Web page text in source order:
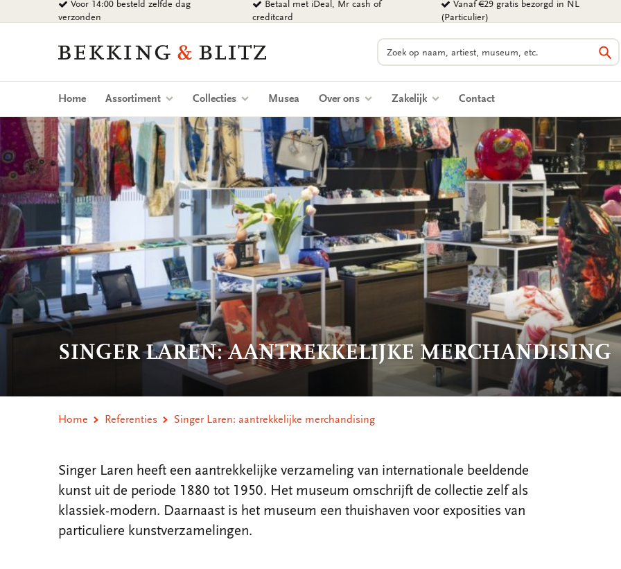
naar
Voor 14:00 besteld zelfde dag
verzonden
Betaal met iDeal, Mr cash of
creditcard
Vanaf €29 gratis bezorgd in NL
(Particulier)
Bekking
Blitz
Uitgevers
Zoeken
Home Assortiment Collecties Musea Over ons Zakelijk Contact
SINGER LAREN: AANTREKKELIJKE MERCHANDISING
Home Referenties Singer Laren: aantrekkelijke merchandising
Singer Laren heeft een aantrekkelijke verzameling van internationale beeldende
kunst uit de periode 1880 tot 1950. Het museum omschrijft de collectie zelf als
klassiek-modern. Daarnaast is het museum een thuishaven voor exposities van
particuliere kunstverzamelingen.